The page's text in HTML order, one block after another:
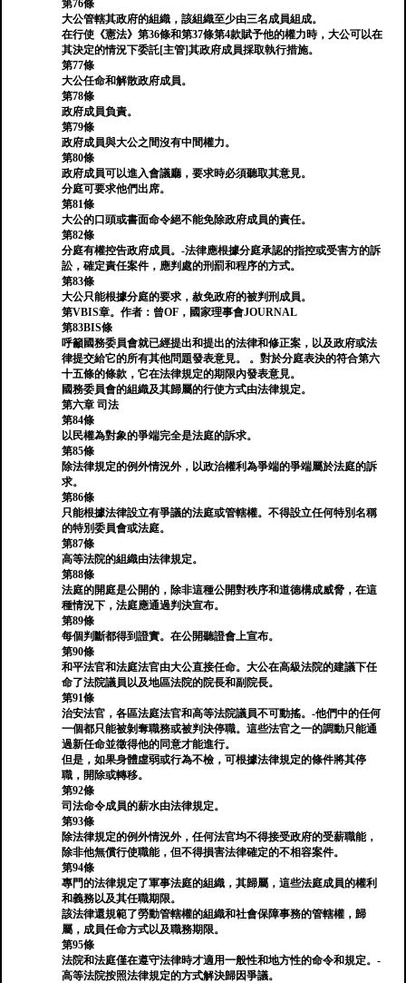
第76條
大公管轄其政府的組織，該組織至少由三名成員組成。
在行使《憲法》第36條和第37條第4款賦予他的權力時，大公可以在
其決定的情況下委託[主管]其政府成員採取執行措施。
第77條
大公任命和解散政府成員。
第78條
政府成員負責。
第79條
政府成員與大公之間沒有中間權力。
第80條
政府成員可以進入會議廳，要求時必須聽取其意見。
分庭可要求他們出席。
第81條
大公的口頭或書面命令絕不能免除政府成員的責任。
第82條
分庭有權控告政府成員。-法律應根據分庭承認的指控或受害方的訴
訟，確定責任案件，應判處的刑罰和程序的方式。
第83條
大公只能根據分庭的要求，赦免政府的被判刑成員。
第VBIS章。作者：曾OF，國家理事會JOURNAL
第83BIS條
呼籲國務委員會就已經提出和提出的法律和修正案，以及政府或法
律提交給它的所有其他問題發表意見。 。對於分庭表決的符合第六
十五條的條款，它在法律規定的期限內發表意見。
國務委員會的組織及其歸屬的行使方式由法律規定。
第六章 司法
第84條
以民權為對象的爭端完全是法庭的訴求。
第85條
除法律規定的例外情況外，以政治權利為爭端的爭端屬於法庭的訴
求。
第86條
只能根據法律設立有爭議的法庭或管轄權。不得設立任何特別名稱
的特別委員會或法庭。
第87條
高等法院的組織由法律規定。
第88條
法庭的開庭是公開的，除非這種公開對秩序和道德構成威脅，在這
種情況下，法庭應通過判決宣布。
第89條
每個判斷都得到證實。在公開聽證會上宣布。
第90條
和平法官和法庭法官由大公直接任命。大公在高級法院的建議下任
命了法院議員以及地區法院的院長和副院長。
第91條
治安法官，各區法庭法官和高等法院議員不可動搖。-他們中的任何
一個都只能被剝奪職務或被判決停職。這些法官之一的調動只能通
過新任命並徵得他的同意才能進行。
但是，如果身體虛弱或行為不檢，可根據法律規定的條件將其停
職，開除或轉移。
第92條
司法命令成員的薪水由法律規定。
第93條
除法律規定的例外情況外，任何法官均不得接受政府的受薪職能，
除非他無償行使職能，但不得損害法律確定的不相容案件。
第94條
專門的法律規定了軍事法庭的組織，其歸屬，這些法庭成員的權利
和義務以及其任職期限。
該法律還規範了勞動管轄權的組織和社會保障事務的管轄權，歸
屬，成員任命方式以及職務期限。
第95條
法院和法庭僅在遵守法律時才適用一般性和地方性的命令和規定。-
高等法院按照法律規定的方式解決歸因爭議。